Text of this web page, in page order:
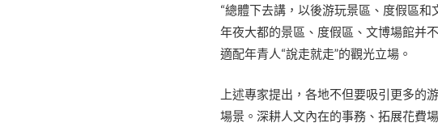
“總體下去講，以後游玩景區、度假區
年夜大都的景區、度假區、文博場館并
適配年青人“說走就走”的觀光立場。
上述專家提出，各地不但要吸引更多的
場景。深耕人文內在的事務、拓展花費